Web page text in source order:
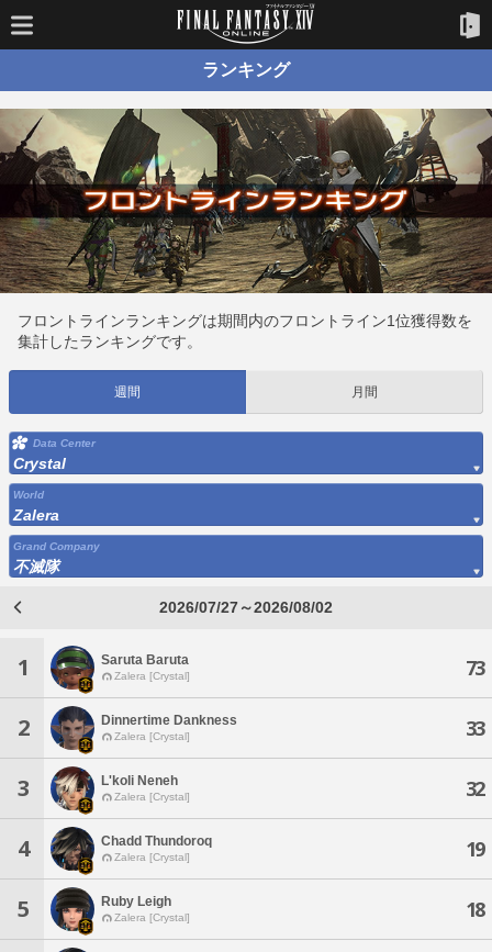
ランキング
フロントラインランキングは期間内のフロントライン1位獲得数を
集計したランキングです。
週間 月間
Data Center
Crystal
World
Zalera
Grand Company
不滅隊
2026/07/27～2026/08/02
1 Saruta Baruta
Zalera [Crystal] 73
2 Dinnertime Dankness
Zalera [Crystal] 33
3 L'koli Neneh
Zalera [Crystal] 32
4 Chadd Thundoroq
Zalera [Crystal] 19
5 Ruby Leigh
Zalera [Crystal] 18